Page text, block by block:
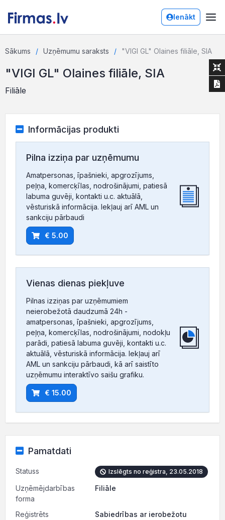
Ienākt
Sākums Uzņēmumu saraksts "VIGI GL" Olaines filiāle, SIA
"VIGI GL" Olaines filiāle, SIA
Filiāle
Informācijas produkti
Pilna izziņa par uzņēmumu
Amatpersonas, īpašnieki, apgrozījums,
peļņa, komercķīlas, nodrošinājumi, patiesā
labuma guvēji, kontakti u.c. aktuālā,
vēsturiskā informācija. Iekļauj arī AML un
sankciju pārbaudi
€ 5.00
Vienas dienas piekļuve
Pilnas izziņas par uzņēmumiem
neierobežotā daudzumā 24h -
amatpersonas, īpašnieki, apgrozījums,
peļņa, komercķīlas, nodrošinājumi, nodokļu
parādi, patiesā labuma guvēji, kontakti u.c.
aktuālā, vēsturiskā informācija. Iekļauj arī
AML un sankciju pārbaudi, kā arī saistīto
uzņēmumu interaktīvo saišu grafiku.
€ 15.00
Pamatdati
Statuss Izslēgts no reģistra, 23.05.2018
Uzņēmējdarbības
forma
Filiāle
Reģistrēts
Sabiedrības ar ierobežotu